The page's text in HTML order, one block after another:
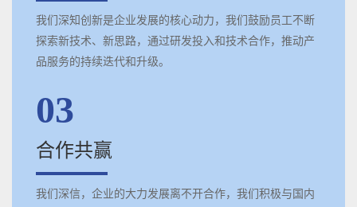
我们深知创新是企业发展的核心动力，我们鼓励员工不断
探索新技术、新思路，通过研发投入和技术合作，推动产
品服务的持续迭代和升级。
03
合作共赢
我们深信，企业的大力发展离不开合作，我们积极与国内